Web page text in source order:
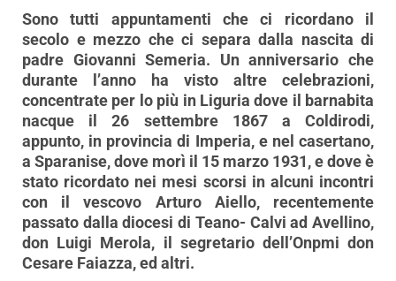
Sono tutti appuntamenti che ci ricordano il
secolo e mezzo che ci separa dalla nascita di
padre Giovanni Semeria. Un anniversario che
durante l’anno ha visto altre celebrazioni,
concentrate per lo più in Liguria dove il barnabita
nacque il 26 settembre 1867 a Coldirodi,
appunto, in provincia di Imperia, e nel casertano,
a Sparanise, dove morì il 15 marzo 1931, e dove è
stato ricordato nei mesi scorsi in alcuni incontri
con il vescovo Arturo Aiello, recentemente
passato dalla diocesi di Teano- Calvi ad Avellino,
don Luigi Merola, il segretario dell’Onpmi don
Cesare Faiazza, ed altri.